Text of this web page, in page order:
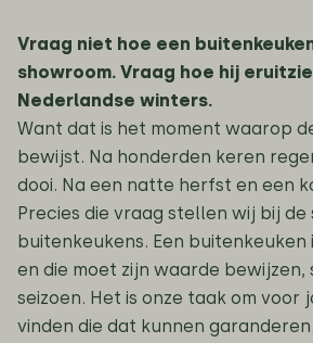
Vraag niet hoe een
showroom. Vraag hoe hij
Nederlandse winters.
Want dat is het moment waarop
bewijst. Na honderden keren
dooi. Na een natte herfst en een
Precies die vraag stellen wij bij
buitenkeukens. Een buitenkeuken
en die moet zijn waarde bewijzen,
seizoen. Het is onze taak om voor
vinden die dat kunnen garanderen.